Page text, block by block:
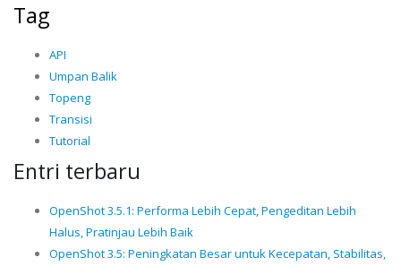
Tag
API
Umpan Balik
Topeng
Transisi
Tutorial
Entri terbaru
OpenShot 3.5.1: Performa Lebih Cepat, Pengeditan Lebih
Halus, Pratinjau Lebih Baik
OpenShot 3.5: Peningkatan Besar untuk Kecepatan, Stabilitas,